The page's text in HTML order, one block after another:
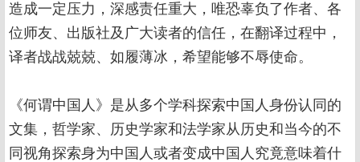
造成一定压力，深感责任重大，唯恐辜负了作者、各
位师友、出版社及广大读者的信任，在翻译过程中，
译者战战兢兢、如履薄冰，希望能够不辱使命。
《何谓中国人》是从多个学科探索中国人身份认同的
文集，哲学家、历史学家和法学家从历史和当今的不
同视角探索身为中国人或者变成中国人究竟意味着什